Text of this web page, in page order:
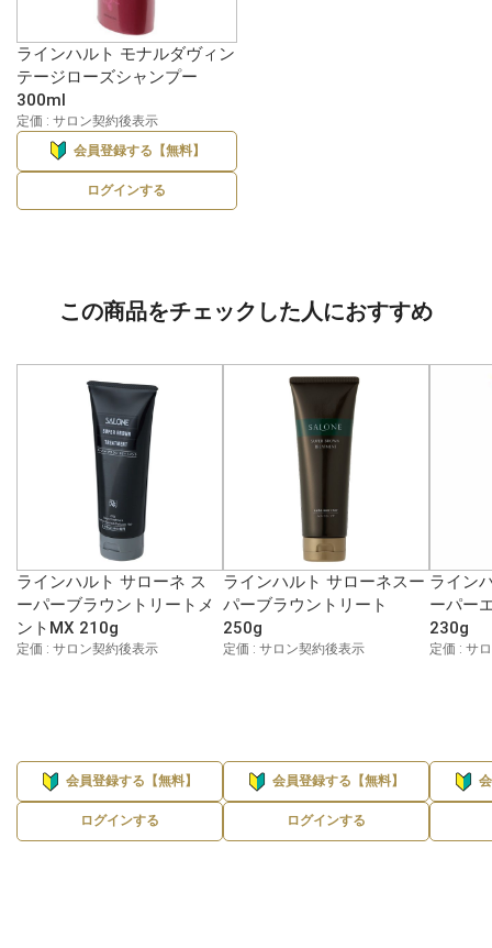
ラインハルト モナルダヴィン
テージローズシャンプー
300ml
定価 : サロン契約後表示
会員登録する【無料】
ログインする
この商品をチェックした人におすすめ
ラインハルト サローネ ス
ーパーブラウントリートメ
ントMX 210g
定価 : サロン契約後表示
会員登録する【無料】
ログインする
ラインハルト サローネスー
パーブラウントリート
250g
定価 : サロン契約後表示
会員登録する【無料】
ログインする
ライン
ーパー
230g
定価 : サ